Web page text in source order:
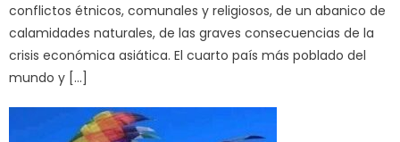
conflictos étnicos, comunales y religiosos, de un abanico de
calamidades naturales, de las graves consecuencias de la
crisis económica asiática. El cuarto país más poblado del
mundo y […]